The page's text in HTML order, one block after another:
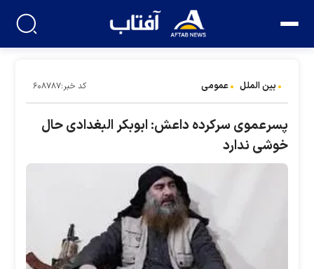
بین الملل عمومی کد خبر:۶۰۸۷۸۷
پسرعموی سرکرده داعش: ابوبکر البغدادی حال
خوشی ندارد